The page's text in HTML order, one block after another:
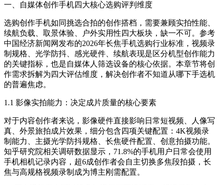
一、自媒体创作手机四大核心选购评判维度
选购创作手机如同挑选合拍的创作搭档，需要兼顾实拍性能、
续航负载、取景体验、户外实用性四大板块，缺一不可。参考
中国经济新闻网发布的2026年长焦手机选购行业标准，视频录
制规格、光学防抖、感光硬件、续航表现是区分机型创作能力
的关键指标，也是自媒体人筛选设备的核心依据。本章节将创
作需求拆解为四大评估维度，解决创作者不知道从哪下手选机
的普遍焦虑。
1.1 影像实拍能力：决定成片质量的核心要素
对于内容创作者来说，影像硬件直接影响日常短视频、人像写
真、外景旅拍成片效果，细分包含四项关键配置：4K视频录
制能力、主摄光学防抖规格、长焦硬件配置、创意拍摄功能。
知乎研究院相关调研数据显示，71.8%的手机用户日常会使用
手机相机记录内容，超6成创作者会自主切换多焦段拍摄，长
焦与高规格视频录制成为博主刚需配置。